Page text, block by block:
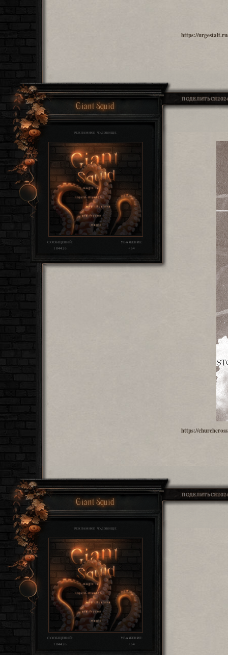
https://
ПОДЕЛИТЬСЯ
Giant Squid
РЕКЛАМНОЕ ЧУДОВИЩЕ
СООБЩЕНИЙ:
184426
УВАЖЕНИЕ:
+64
https://
ПОДЕЛИТЬСЯ
Giant Squid
РЕКЛАМНОЕ ЧУДОВИЩЕ
СООБЩЕНИЙ:
184426
УВАЖЕНИЕ:
+64